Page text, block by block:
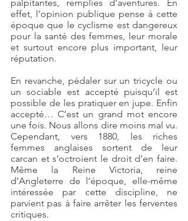
palpitantes, remplies d’aventures. En
effet, l’opinion publique pense à cette
époque que le cyclisme est dangereux
pour la santé des femmes, leur morale
et surtout encore plus important, leur
réputation.
En revanche, pédaler sur un tricycle ou
un sociable est accepté puisqu’il est
possible de les pratiquer en jupe. Enfin
accepté… C’est un grand mot encore
une fois. Nous allons dire moins mal vu.
Cependant, vers 1880, les riches
femmes anglaises sortent de leur
carcan et s’octroient le droit d’en faire.
Même la Reine Victoria, reine
d’Angleterre de l’époque, elle-même
intéressée par cette discipline, ne
parvient pas à faire arrêter les ferventes
critiques.